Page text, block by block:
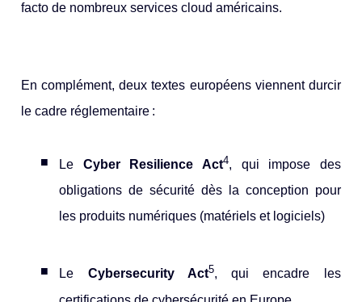
facto de nombreux services cloud américains.
En complément, deux textes européens viennent durcir
le cadre réglementaire :
Le Cyber Resilience Act4, qui impose des
obligations de sécurité dès la conception pour
les produits numériques (matériels et logiciels)
Le Cybersecurity Act5, qui encadre les